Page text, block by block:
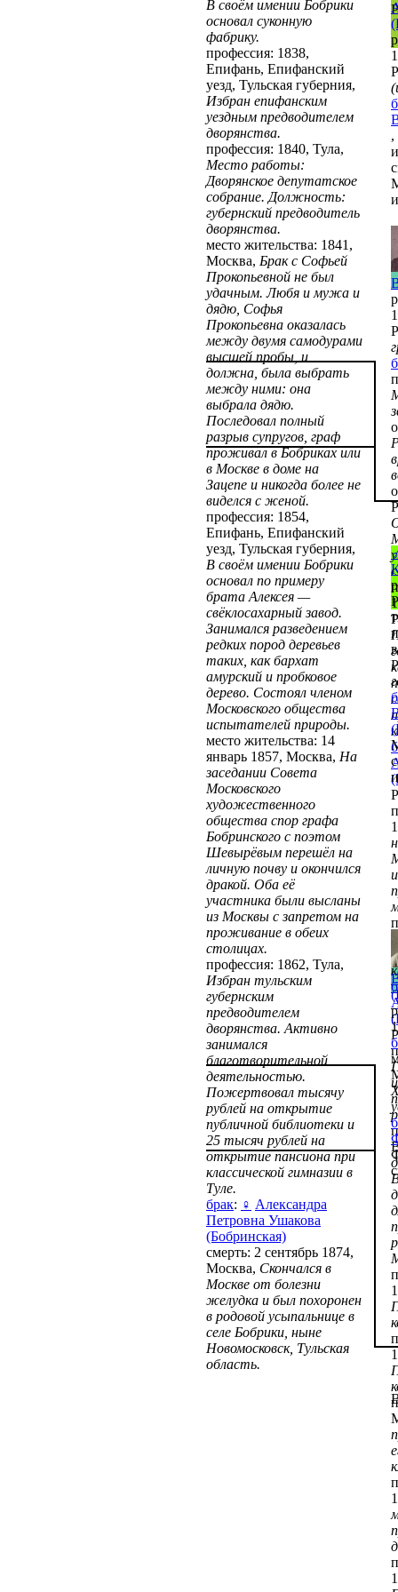
В своём имении Бобрики
основал суконную
фабрику.
профессия: 1838,
Епифань, Епифанский
уезд, Тульская губерния,
Избран епифанским
уездным предводителем
дворянства.
профессия: 1840, Тула,
Место работы:
Дворянское депутатское
собрание. Должность:
губернский предводитель
дворянства.
место жительства: 1841,
Москва, Брак с Софьей
Прокопьевной не был
удачным. Любя и мужа и
дядю, Софья
Прокопьевна оказалась
между двумя самодурами
высшей пробы, и
должна, была выбрать
между ними: она
выбрала дядю.
Последовал полный
разрыв супругов, граф
проживал в Бобриках или
в Москве в доме на
Зацепе и никогда более не
виделся с женой.
профессия: 1854,
Епифань, Епифанский
уезд, Тульская губерния,
В своём имении Бобрики
основал по примеру
брата Алексея —
свёклосахарный завод.
Занимался разведением
редких пород деревьев
таких, как бархат
амурский и пробковое
дерево. Состоял членом
Московского общества
испытателей природы.
место жительства: 14
январь 1857, Москва, На
заседании Совета
Московского
художественного
общества спор графа
Бобринского с поэтом
Шевырёвым перешёл на
личную почву и окончился
дракой. Оба её
участника были высланы
из Москвы с запретом на
проживание в обеих
столицах.
профессия: 1862, Тула,
Избран тульским
губернским
предводителем
дворянства. Активно
занимался
благотворительной
деятельностью.
Пожертвовал тысячу
рублей на открытие
публичной библиотеки и
25 тысяч рублей на
открытие пансиона при
классической гимназии в
Туле.
брак: ♀ Александра
Петровна Ушакова
(Бобринская)
смерть: 2 сентябрь 1874,
Москва, Скончался в
Москве от болезни
желудка и был похоронен
в родовой усыпальнице в
селе Бобрики, ныне
Новомосковск, Тульская
область.
,